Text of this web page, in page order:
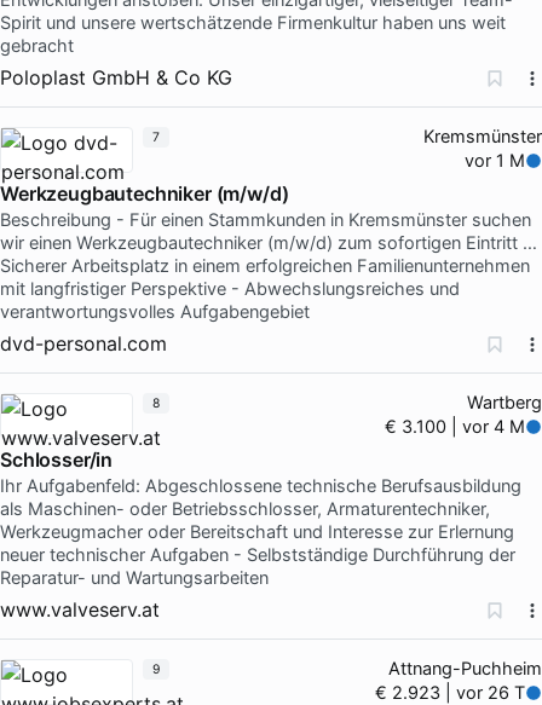
Spirit und unsere wertschätzende Firmenkultur haben uns weit
gebracht
Poloplast GmbH & Co KG
Kremsmünster
vor 1 M
Werkzeugbautechniker (m/w/d)
Beschreibung - Für einen Stammkunden in Kremsmünster suchen
wir einen Werkzeugbautechniker (m/w/d) zum sofortigen Eintritt …
Sicherer Arbeitsplatz in einem erfolgreichen Familienunternehmen
mit langfristiger Perspektive - Abwechslungsreiches und
verantwortungsvolles Aufgabengebiet
dvd-personal.com
7
Wartberg
€ 3.100 | vor 4 M
Schlosser/in
Ihr Aufgabenfeld: Abgeschlossene technische Berufsausbildung
als Maschinen- oder Betriebsschlosser, Armaturentechniker,
Werkzeugmacher oder Bereitschaft und Interesse zur Erlernung
neuer technischer Aufgaben - Selbstständige Durchführung der
Reparatur- und Wartungsarbeiten
www.valveserv.at
8
Attnang-Puchheim
€ 2.923 | vor 26 T
9